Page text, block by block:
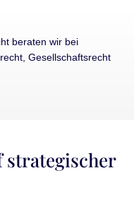
beraten wir bei
Gesellschaftsrecht
strategischer